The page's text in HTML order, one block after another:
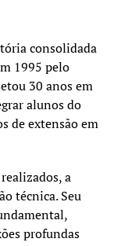
consolidada
1995 pelo
30 anos em
alunos do
de extensão em
a
técnica. Seu
profundas